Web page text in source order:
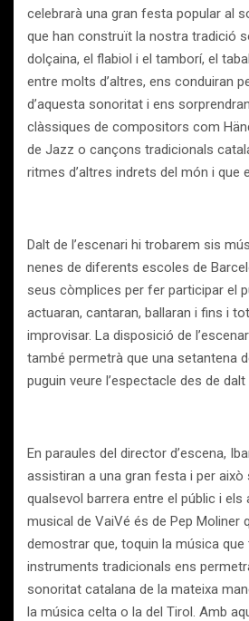
celebrarà una gran festa popular al
que han construït la nostra tradició
dolçaina, el flabiol i el tamborí, el
entre molts d’altres, ens conduiran
d’aquesta sonoritat i ens
clàssiques de compositors com
de Jazz o cançons tradicionals
ritmes d’altres indrets del món i que
Dalt de l’escenari hi trobarem sis
nenes de diferents escoles de
seus còmplices per fer participar el
actuaran, cantaran, ballaran i fins i
improvisar. La disposició de
també permetrà que una setantena
puguin veure l’espectacle des de dalt
En paraules del director d’escena,
assistiran a una gran festa i per això
qualsevol barrera entre el públic i
musical de VaiVé és de Pep Moliner
demostrar que, toquin la música
instruments tradicionals ens
sonoritat catalana de la mateixa
la música celta o la del Tirol. Amb